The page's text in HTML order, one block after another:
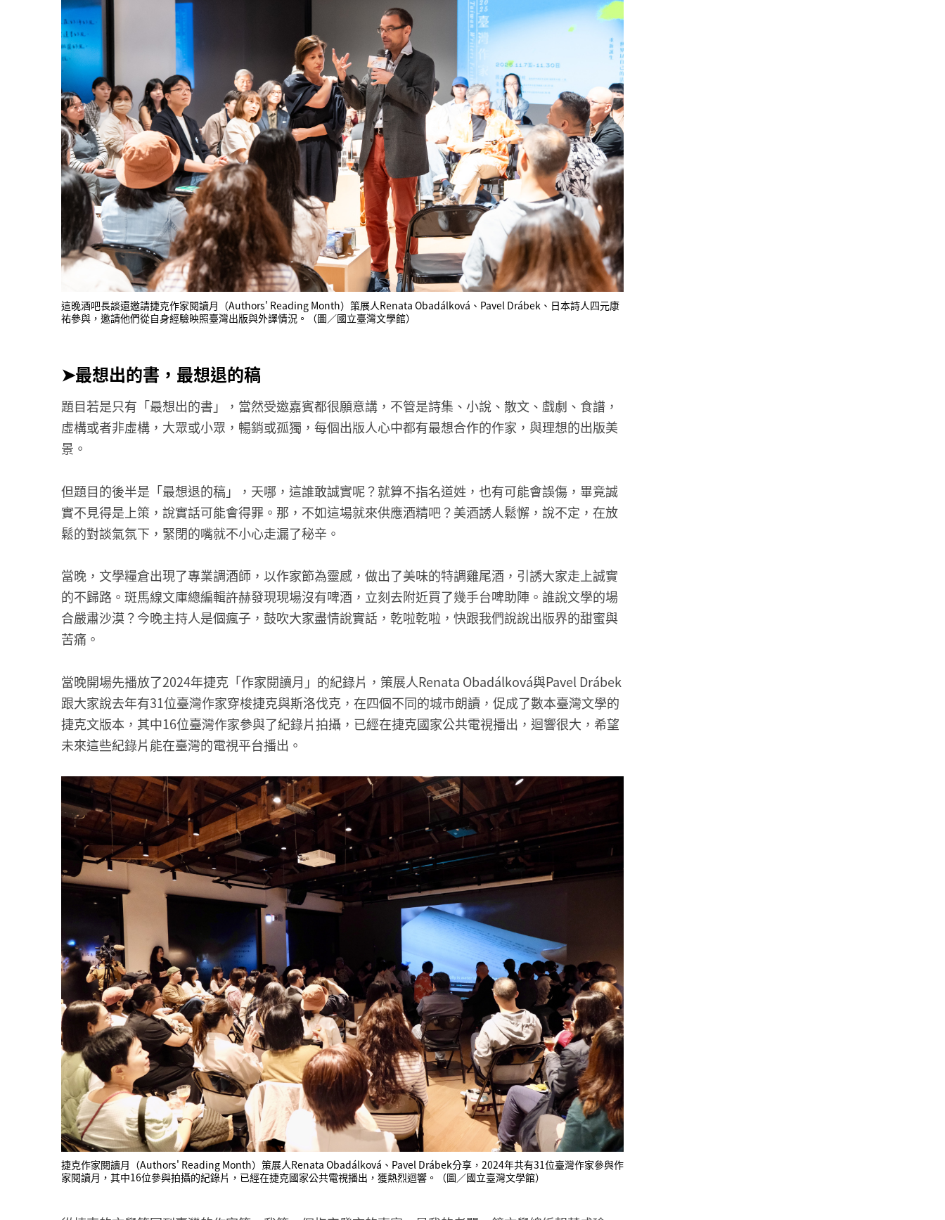
這晚酒吧長談還邀請捷克作家閱讀月（Authors' Reading Month）策展人Renata Obadálková、Pavel Drábek、日本詩人四元康
祐參與，邀請他們從自身經驗映照臺灣出版與外譯情況。（圖／國立臺灣文學館）
➤最想出的書，最想退的稿
題目若是只有「最想出的書」，當然受邀嘉賓都很願意講，不管是詩集、小說、散文、戲劇、食譜，
虛構或者非虛構，大眾或小眾，暢銷或孤獨，每個出版人心中都有最想合作的作家，與理想的出版美
景。
但題目的後半是「最想退的稿」，天哪，這誰敢誠實呢？就算不指名道姓，也有可能會誤傷，畢竟誠
實不見得是上策，說實話可能會得罪。那，不如這場就來供應酒精吧？美酒誘人鬆懈，說不定，在放
鬆的對談氣氛下，緊閉的嘴就不小心走漏了秘辛。
當晚，文學糧倉出現了專業調酒師，以作家節為靈感，做出了美味的特調雞尾酒，引誘大家走上誠實
的不歸路。斑馬線文庫總編輯許赫發現現場沒有啤酒，立刻去附近買了幾手台啤助陣。誰說文學的場
合嚴肅沙漠？今晚主持人是個瘋子，鼓吹大家盡情說實話，乾啦乾啦，快跟我們說說出版界的甜蜜與
苦痛。
當晚開場先播放了2024年捷克「作家閱讀月」的紀錄片，策展人Renata Obadálková與Pavel Drábek
跟大家說去年有31位臺灣作家穿梭捷克與斯洛伐克，在四個不同的城市朗讀，促成了數本臺灣文學的
捷克文版本，其中16位臺灣作家參與了紀錄片拍攝，已經在捷克國家公共電視播出，迴響很大，希望
未來這些紀錄片能在臺灣的電視平台播出。
捷克作家閱讀月（Authors' Reading Month）策展人Renata Obadálková、Pavel Drábek分享，2024年共有31位臺灣作家參與作
家閱讀月，其中16位參與拍攝的紀錄片，已經在捷克國家公共電視播出，獲熱烈迴響。（圖／國立臺灣文學館）